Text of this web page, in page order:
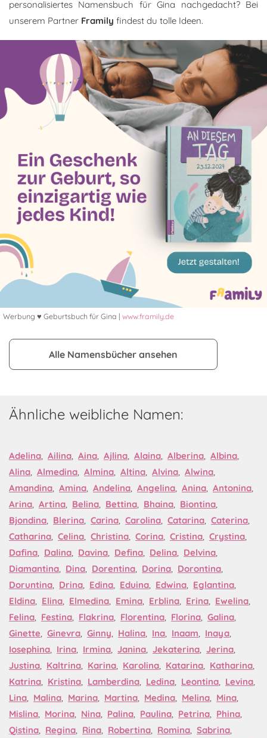
personalisiertes Namensbuch für Gina nachgedacht? Bei
unserem Partner Framily findest du tolle Ideen.
Werbung ♥ Geburtsbuch für Gina | www.framily.de
Alle Namensbücher ansehen
Ähnliche weibliche Namen:
Adelina, Ailina, Aina, Ajlina, Alaina, Alberina, Albina,
Alina, Almedina, Almina, Altina, Alvina, Alwina,
Amandina, Amina, Andelina, Angelina, Anina, Antonina,
Arina, Artina, Belina, Bettina, Bhaina, Biontina,
Bjondina, Blerina, Carina, Carolina, Catarina, Caterina,
Catharina, Celina, Christina, Corina, Cristina, Crystina,
Dafina, Dalina, Davina, Defina, Delina, Delvina,
Diamantina, Dina, Dorentina, Dorina, Dorontina,
Doruntina, Drina, Edina, Eduina, Edwina, Eglantina,
Eldina, Elina, Elmedina, Emina, Erblina, Erina, Ewelina,
Felina, Festina, Flakrina, Florentina, Florina, Galina,
Ginette, Ginevra, Ginny, Halina, Ina, Inaam, Inaya,
Iosephina, Irina, Irmina, Janina, Jekaterina, Jerina,
Justina, Kaltrina, Karina, Karolina, Katarina, Katharina,
Katrina, Kristina, Lamberdina, Ledina, Leontina, Levina,
Lina, Malina, Marina, Martina, Medina, Melina, Mina,
Mislina, Morina, Nina, Palina, Paulina, Petrina, Phina,
Qistina, Regina, Rina, Robertina, Romina, Sabrina,